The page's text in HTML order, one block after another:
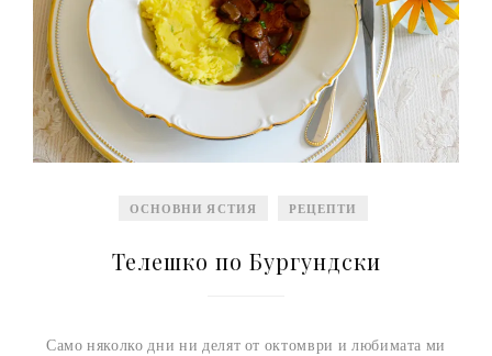
ОСНОВНИ ЯСТИЯ РЕЦЕПТИ
Телешко по Бургундски
Само няколко дни ни делят от октомври и любимата ми